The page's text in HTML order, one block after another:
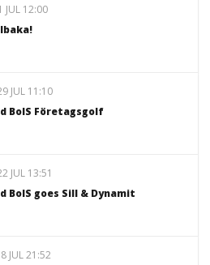
JUL 12:00
JUL 11:10
BoIS Företagsgolf
JUL 13:51
BoIS goes Sill & Dynamit
JUL 21:52